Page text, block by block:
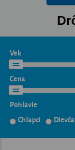
Vek
Cena
Pohlavie
Chlapci